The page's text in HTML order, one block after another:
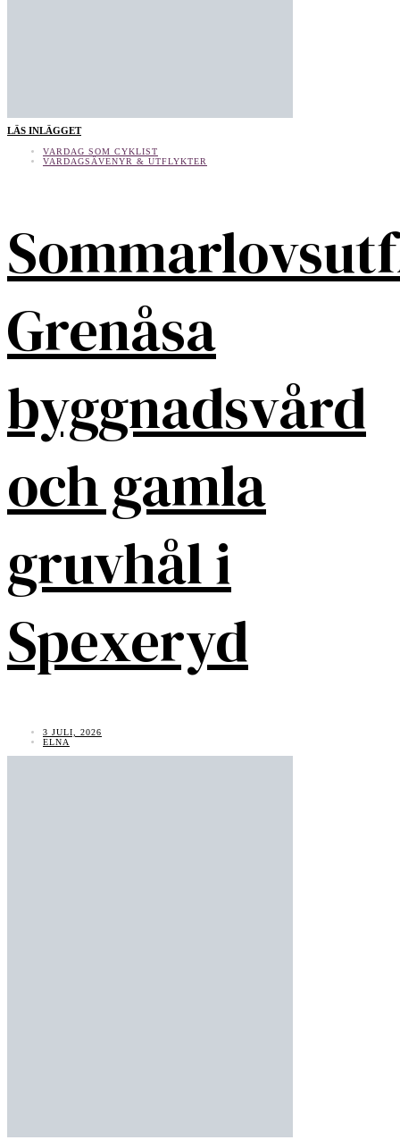
LÄS INLÄGGET
VARDAG SOM CYKLIST
VARDAGSÄVENYR & UTFLYKTER
Grenåsa
byggnadsvård
och gamla
gruvhål i
Spexeryd
3 JULI, 2026
ELNA